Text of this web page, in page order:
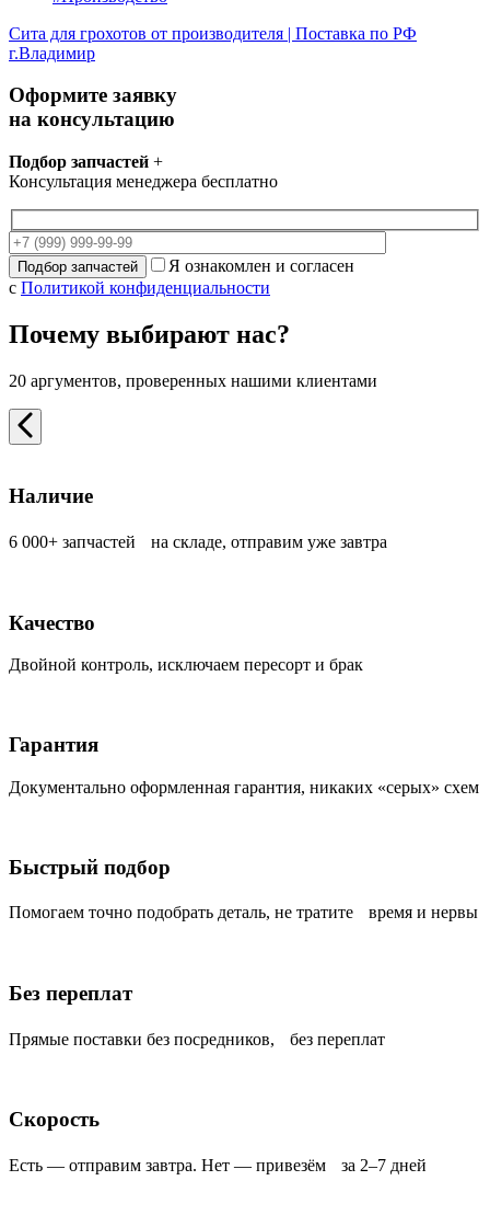
Сита для грохотов от производителя | Поставка по РФ
г.Владимир
Оформите заявку
на консультацию
Подбор запчастей +
Консультация менеджера бесплатно
Я ознакомлен и согласен
с Политикой конфиденциальности
Почему выбирают нас?
20 аргументов, проверенных нашими клиентами
Наличие
6 000+ запчастей на складе, отправим уже завтра
Качество
Двойной контроль, исключаем пересорт и брак
Гарантия
Документально оформленная гарантия, никаких «серых» схем
Быстрый подбор
Помогаем точно подобрать деталь, не тратите время и нервы
Без переплат
Прямые поставки без посредников, без переплат
Скорость
Есть — отправим завтра. Нет — привезём за 2–7 дней